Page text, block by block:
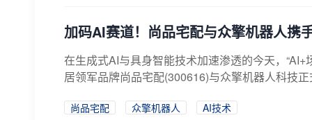
加码AI赛道！尚品宅配与众擎机器人携
在生成式AI与具身智能技术加速渗透的今天，
居领军品牌尚品宅配(300616)与众擎机器人科技
尚品宅配 众擎机器人
AI技术